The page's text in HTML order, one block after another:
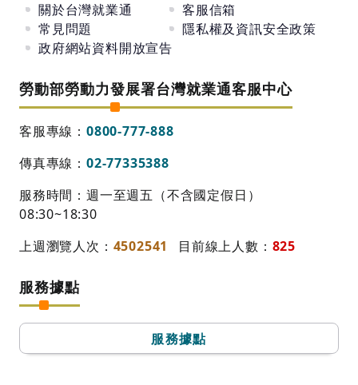
關於台灣就業通
客服信箱
常見問題
隱私權及資訊安全政策
政府網站資料開放宣告
勞動部勞動力發展署台灣就業通客服中心
客服專線： 0800-777-888
傳真專線： 02-77335388
服務時間：週一至週五（不含國定假日）
08:30~18:30
上週瀏覽人次： 4502541 目前線上人數： 825
服務據點
服務據點